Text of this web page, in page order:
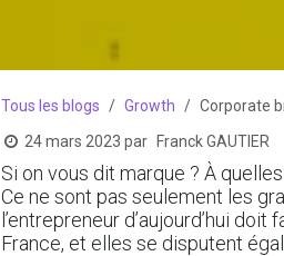
Tous les blogs Growth
Corporate
24 mars 2023 par Franck GAUTIER
Si on vous dit marque ? À
Ce ne sont pas seulement les
l’entrepreneur d’aujourd’hui
France, et elles se disputent